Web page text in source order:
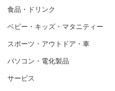
食品・ドリンク
ベビー・キッズ・マタニティー
スポーツ・アウトドア・車
パソコン・電化製品
サービス